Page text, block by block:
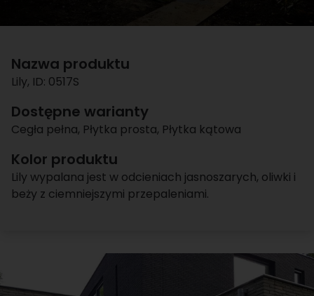
Nazwa produktu
Lily, ID: 0517S
Dostępne warianty
Cegła pełna, Płytka prosta, Płytka kątowa
Kolor produktu
Lily wypalana jest w odcieniach jasnoszarych, oliwki i
beży z ciemniejszymi przepaleniami.